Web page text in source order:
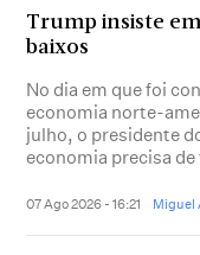
Trump insiste
baixos
No dia em que foi
economia norte-
julho, o presidente
economia precisa
07 Ago 2026 - 16:21 Miguel